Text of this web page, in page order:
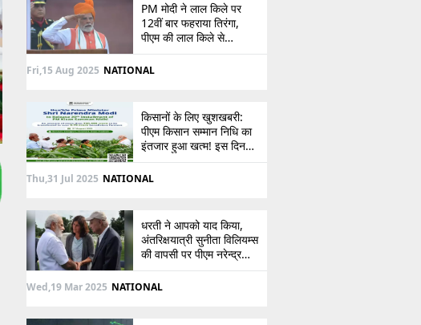
PM मोदी ने लाल किले पर
12वीं बार फहराया तिरंगा,
पीएम की लाल किले से
पाकिस्तान को सीधी
ललकार, प्रधानमंत्री ने 103
Fri,15 Aug 2025 NATIONAL
किसानों के लिए खुशखबरी:
पीएम किसान सम्मान निधि का
इंतजार हुआ खत्म! इस दिन
खाते में आएंगे 2,000 रुपये,
देखें
Thu,31 Jul 2025 NATIONAL
धरती ने आपको याद किया,
अंतरिक्षयात्री सुनीता विलियम्स
की वापसी पर पीएम नरेन्द्र
मोदी की पोस्ट
Wed,19 Mar 2025 NATIONAL